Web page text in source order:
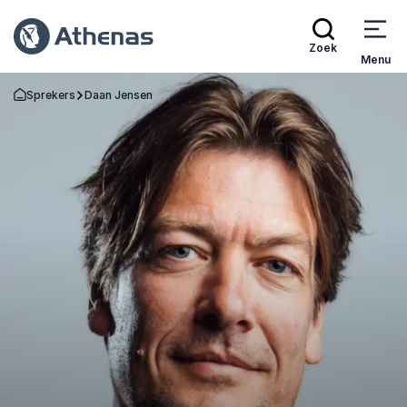
Zoek
Menu
Terug naar de startpagina
Sprekers Daan Jensen